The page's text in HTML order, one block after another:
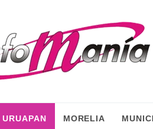
URUAPAN MORELIA